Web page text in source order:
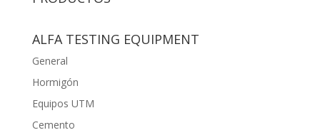
ALFA TESTING EQUIPMENT
General
Hormigón
Equipos UTM
Cemento